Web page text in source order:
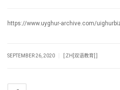
https://www.uyghur-archive.com/
SEPTEMBER 26, 2020 [:ZH]双语教育[:]